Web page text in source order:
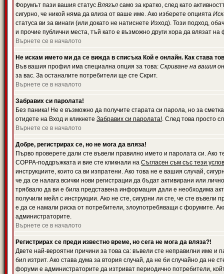
Форумът пази вашия статус Влязъл само за кратко, след като
сигурно, че никой няма да влиза от ваше име. Ако изберете опцията
статуса ви за винаги (или докато не натиснете Изход). Този подход,
и прочие публични места, тъй като е възможно други хора да влязат
Върнете се в началото
Не искам името ми да се вижда в списъка Кой е онлайн. Как става
Във вашия профил има специална опция за това: Скриване на вашия
за вас. За останалите потребители ще сте Скрит.
Върнете се в началото
Забравих си паролата!
Без паника! Не е възможно да получите старата си парола, но за
отидете на Вход и кликнете Забравих си паролата!. След това просто
Върнете се в началото
Добре, регистрирах се, но не мога да вляза!
Първо проверете дали сте въвели правилно името и паролата си. Ако
COPPA-поддръжката и вие сте кликнали на Съгласен съм със тези
инструкциите, които са ви изпратени. Ако това не е вашия случай,
че да се налага всички нови регистрации да бъдат активирани или
трябвало да ви е била представена информация дали е необходима
получили мейл с инструкции. Ако не сте, сигурни ли сте, че сте
е да се намали риска от потребители, злоупотребяващи с форумите.
администраторите.
Върнете се в началото
Регистрирах се преди известно време, но сега не мога да вляза?!
Двете най-вероятни причини за това са: въвели сте неправилни име и
бил изтрит. Ако става дума за втория случай, да не би случайно да
форуми е администраторите да изтриват периодично потребители,